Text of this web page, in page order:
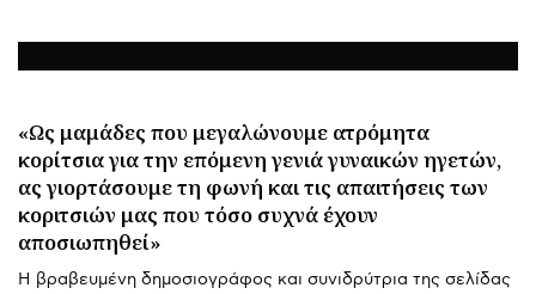
«Ως μαμάδες που μεγαλώνουμε ατρόμητα
κορίτσια για την επόμενη γενιά γυναικών ηγετών,
ας γιορτάσουμε τη φωνή και τις απαιτήσεις των
κοριτσιών μας που τόσο συχνά έχουν
αποσιωπηθεί»
Η βραβευμένη δημοσιογράφος και συνιδρύτρια της σελίδας